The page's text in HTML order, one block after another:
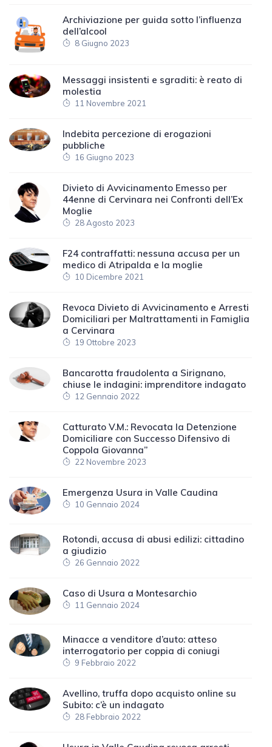
Archiviazione per guida sotto l’influenza
dell’alcool
8 Giugno 2023
Messaggi insistenti e sgraditi: è reato di
molestia
11 Novembre 2021
Indebita percezione di erogazioni
pubbliche
16 Giugno 2023
Divieto di Avvicinamento Emesso per
44enne di Cervinara nei Confronti dell’Ex
Moglie
28 Agosto 2023
F24 contraffatti: nessuna accusa per un
medico di Atripalda e la moglie
10 Dicembre 2021
Revoca Divieto di Avvicinamento e Arresti
Domiciliari per Maltrattamenti in Famiglia
a Cervinara
19 Ottobre 2023
Bancarotta fraudolenta a Sirignano,
chiuse le indagini: imprenditore indagato
12 Gennaio 2022
Catturato V.M.: Revocata la Detenzione
Domiciliare con Successo Difensivo di
Coppola Giovanna”
22 Novembre 2023
Emergenza Usura in Valle Caudina
10 Gennaio 2024
Rotondi, accusa di abusi edilizi: cittadino
a giudizio
26 Gennaio 2022
Caso di Usura a Montesarchio
11 Gennaio 2024
Minacce a venditore d’auto: atteso
interrogatorio per coppia di coniugi
9 Febbraio 2022
Avellino, truffa dopo acquisto online su
Subito: c’è un indagato
28 Febbraio 2022